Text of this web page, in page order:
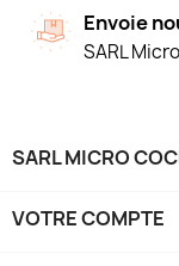
Envoie
SARL
SARL MICRO
VOTRE COMPTE